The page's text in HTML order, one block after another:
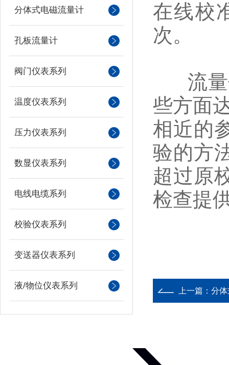
分体式电磁流量计
孔板流量计
阀门仪表系列
温度仪表系列
压力仪表系列
数显仪表系列
电线电缆系列
校验仪表系列
变送器仪表系列
液/物位仪表系列
在线校
次。
流量
些方面
相近的
验的方
超过原
检查提
上一篇： 分